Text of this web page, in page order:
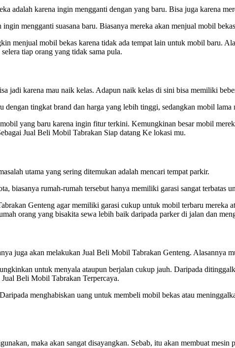
adalah karena ingin mengganti dengan yang baru. Bisa juga karena
mengganti suasana baru. Biasanya mereka akan menjual mobil
menjual mobil bekas karena tidak ada tempat lain untuk mobil baru.
tiap orang yang tidak sama pula.
jadi karena mau naik kelas. Adapun naik kelas di sini bisa memiliki
tingkat brand dan harga yang lebih tinggi, sedangkan mobil
yang baru karena ingin fitur terkini. Kemungkinan besar mobil
Jual Beli Mobil Tabrakan Siap datang Ke lokasi mu.
utama yang sering ditemukan adalah mencari tempat parkir.
biasanya rumah-rumah tersebut hanya memiliki garasi sangat terbatas
Genteng agar memiliki garasi cukup untuk mobil terbaru
orang yang bisakita sewa lebih baik daripada parker di jalan dan
juga akan melakukan Jual Beli Mobil Tabrakan Genteng. Alasannya
untuk menyala ataupun berjalan cukup jauh. Daripada
Beli Mobil Tabrakan Terpercaya.
menghabiskan uang untuk membeli mobil bekas atau
maka akan sangat disayangkan. Sebab, itu akan membuat mesin